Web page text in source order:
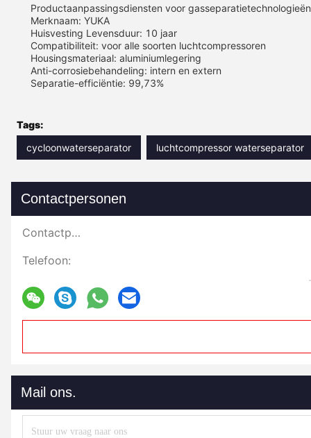
Productaanpassingsdiensten voor
Merknaam: YUKA
Huisvesting Levensduur: 10 jaar
Compatibiliteit: voor alle soorten luchtcompressoren
Housingsmateriaal: aluminiumlegering
Anti-corrosiebehandeling: intern en extern
Separatie-efficiëntie: 99,73%
Tags:
cycloonwaterseparator
luchtcompressor waterseparator
Contactpersonen
Contactpersonen:
Telefoon:
Mail ons.